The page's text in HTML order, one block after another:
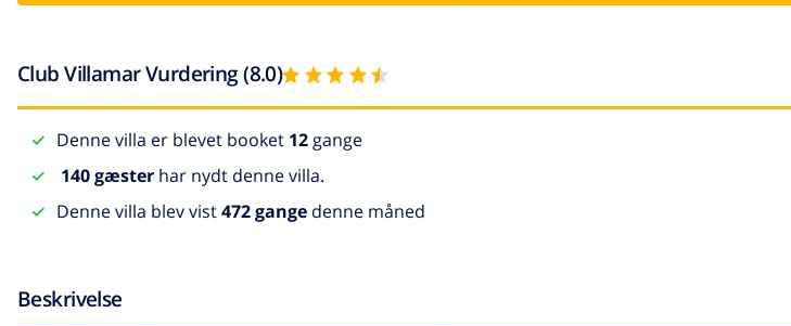
Club Villamar Vurdering (8.0)
Denne villa er blevet booket 12 gange
140 gæster har nydt denne villa.
Denne villa blev vist472 gange denne måned
Beskrivelse